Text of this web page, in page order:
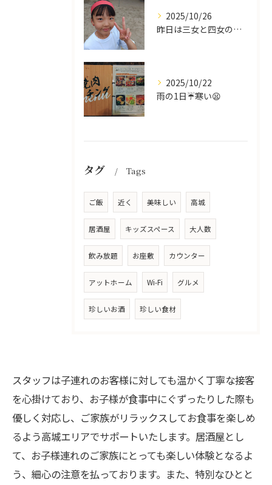
2025/10/26
昨日は三女と四女の運動会🥰
2025/10/22
雨の1日☔寒い😫
タグ Tags
ご飯 近く 美味しい 高城
居酒屋 キッズスペース 大人数
飲み放題 お座敷 カウンター
アットホーム Wi-Fi グルメ
珍しいお酒 珍しい食材
スタッフは子連れのお客様に対しても温かく丁寧な接客
を心掛けており、お子様が食事中にぐずったりした際も
優しく対応し、ご家族がリラックスしてお食事を楽しめ
るよう高城エリアでサポートいたします。居酒屋とし
て、お子様連れのご家族にとっても楽しい体験となるよ
う、細心の注意を払っております。また、特別なひとと